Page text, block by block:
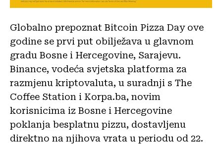
Globalno prepoznat Bitcoin Pizza Day ove
godine se prvi put obilježava u glavnom
gradu Bosne i Hercegovine, Sarajevu.
Binance, vodeća svjetska platforma za
razmjenu kriptovaluta, u suradnji s The
Coffee Station i Korpa.ba, novim
korisnicima iz Bosne i Hercegovine
poklanja besplatnu pizzu, dostavljenu
direktno na njihova vrata u periodu od 22.